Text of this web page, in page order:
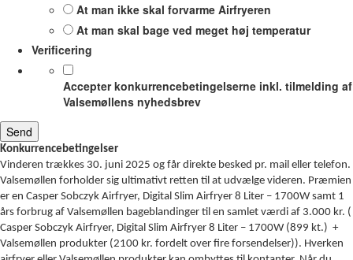
At man ikke skal forvarme Airfryeren
At man skal bage ved meget høj temperatur
Verificering
Accepter konkurrencebetingelserne inkl. tilmelding af
Valsemøllens nyhedsbrev
Konkurrencebetingelser
Vinderen trækkes 30. juni 2025 og får direkte besked pr. mail eller telefon.
Valsemøllen forholder sig ultimativt retten til at udvælge videren. Præmien
er en Casper Sobczyk Airfryer, Digital Slim Airfryer 8 Liter – 1700W samt 1
års forbrug af Valsemøllen bageblandinger til en samlet værdi af 3.000 kr. (
Casper Sobczyk Airfryer, Digital Slim Airfryer 8 Liter – 1700W (899 kt.) +
Valsemøllen produkter (2100 kr. fordelt over fire forsendelser)). Hverken